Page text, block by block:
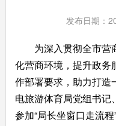
发布日期：
为深入贯彻全市营
化营商环境，提升政务
作部署要求，助力打造
电旅游体育局党组书
参加“局长坐窗口走流程